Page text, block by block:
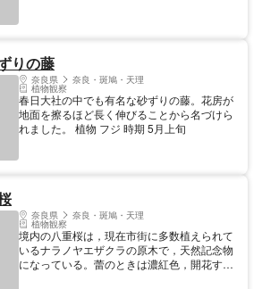
りの藤
奈良県 奈良・斑鳩・天理
植物観察
春日大社の中でも有名な砂ずりの藤。花房が
地面を擦るほど長く伸びることから名づけら
れました。 植物 フジ 時期 5月上旬
奈良県 奈良・斑鳩・天理
植物観察
境内の八重桜は，現在市街に多数植えられて
いるナラノヤエザクラの原木で，天然記念物
になっている。蕾のときは濃紅色，開花する